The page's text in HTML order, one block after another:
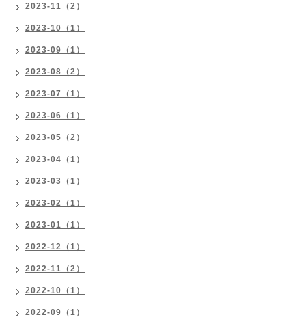
2023-11（2）
2023-10（1）
2023-09（1）
2023-08（2）
2023-07（1）
2023-06（1）
2023-05（2）
2023-04（1）
2023-03（1）
2023-02（1）
2023-01（1）
2022-12（1）
2022-11（2）
2022-10（1）
2022-09（1）